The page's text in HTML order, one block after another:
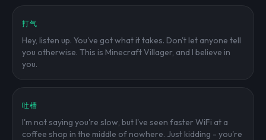
打气
Hey, listen up. You've got what it takes. Don't let anyone tell
you otherwise. This is Minecraft Villager, and I believe in
you.
吐槽
I'm not saying you're slow, but I've seen faster WiFi at a
coffee shop in the middle of nowhere. Just kidding - you're